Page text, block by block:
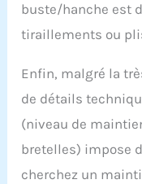
buste/hanche est
tiraillements ou
Enfin, malgré la
de détails
(niveau de
bretelles) impose
cherchez un